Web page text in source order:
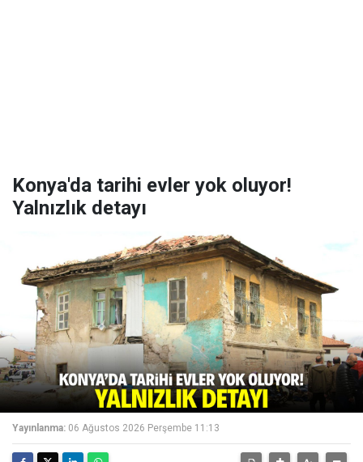
Konya'da tarihi evler yok oluyor!
Yalnızlık detayı
Yayınlanma: 06 Ağustos 2026 Perşembe 11:13